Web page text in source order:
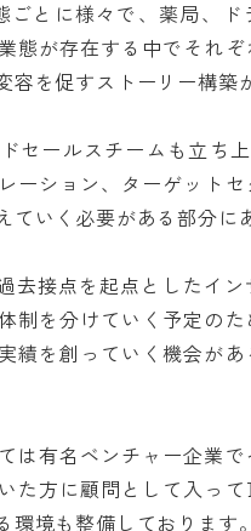
ごとに様々で、薬局、
態が存在する中でそれ
容を促すストーリー構築
セールスチームも立ち
ーション、ターゲット
ていく必要がある部分に
去接点を起点としたイ
制を分けていく予定の
績を創っていく機会が
は有名ベンチャー企業
た方に顧問として入っ
環境も整備しております。